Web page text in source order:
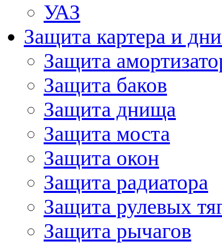
УАЗ
Защита картера и
Защита
Защита баков
Защита днища
Защита моста
Защита окон
Защита радиатора
Защита рулевых
Защита рычагов